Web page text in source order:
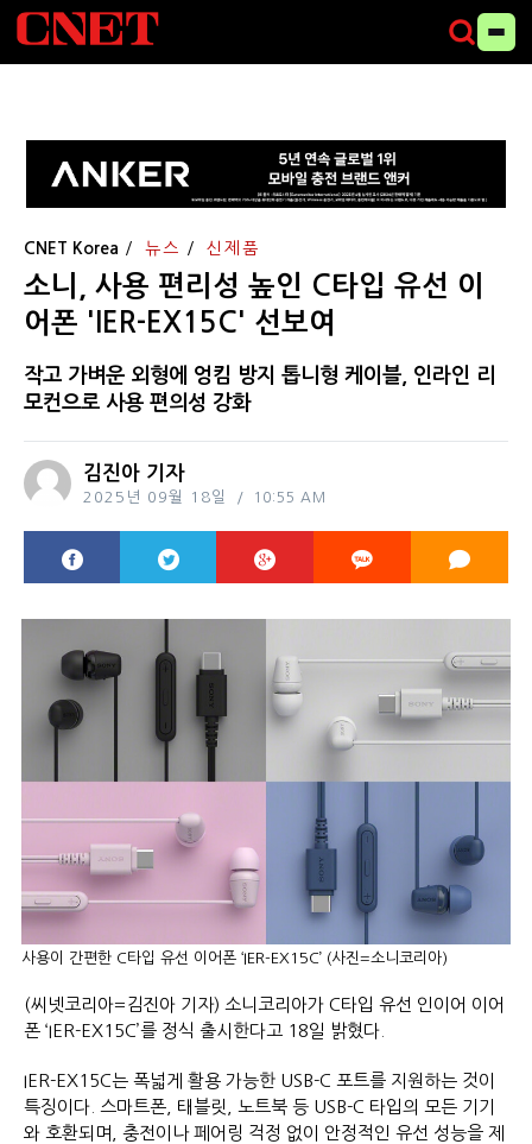
CNET Korea 뉴스 신제품
소니, 사용 편리성 높인 C타입 유선 이
어폰 'IER-EX15C' 선보여
작고 가벼운 외형에 엉킴 방지 톱니형 케이블, 인라인 리
모컨으로 사용 편의성 강화
김진아 기자
2025년 09월 18일 10:55 AM
사용이 간편한 C타입 유선 이어폰 ‘IER-EX15C’ (사진=소니코리아)
(씨넷코리아=김진아 기자) 소니코리아가 C타입 유선 인이어 이어
폰 ‘IER-EX15C’를 정식 출시한다고 18일 밝혔다.
IER-EX15C는 폭넓게 활용 가능한 USB-C 포트를 지원하는 것이
특징이다. 스마트폰, 태블릿, 노트북 등 USB-C 타입의 모든 기기
와 호환되며, 충전이나 페어링 걱정 없이 안정적인 유선 성능을 제